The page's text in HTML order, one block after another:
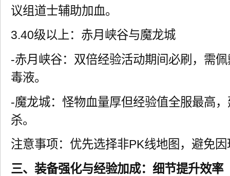
议组道士辅助加血。
3.40级以上：赤月峡谷与魔龙城
-赤月峡谷：双倍经验活动期间必刷，需
毒液。
-魔龙城：怪物血量厚但经验值全服最高
杀。
注意事项：优先选择非PK线地图，避免
三、装备强化与经验加成：细节提升效率